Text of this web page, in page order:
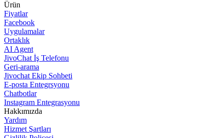
Ürün
Fiyatlar
Facebook
Uygulamalar
Ortaklık
AI Agent
JivoChat İş Telefonu
Geri-arama
Jivochat Ekip Sohbeti
E-posta Entegrsyonu
Chatbotlar
Instagram Entegrasyonu
Hakkımızda
Yardım
Hizmet Şartları